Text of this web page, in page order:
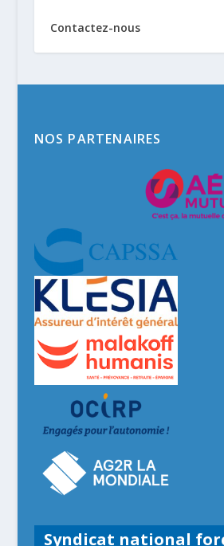
Contactez-nous
NOS PARTENAIRES
Syndicat national